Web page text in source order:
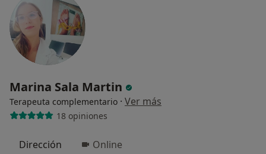
Marina Sala Martin
Terapeuta complementario · Ver más
18 opiniones
Dirección Online